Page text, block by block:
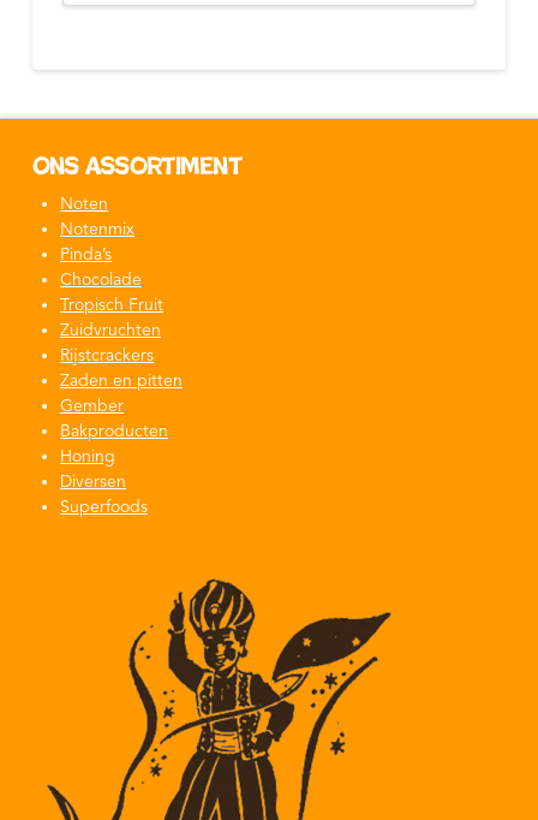
optie
gekozen
worden
op
de
productpagina
Ons assortiment
Noten
Notenmix
Pinda’s
Chocolade
Tropisch Fruit
Zuidvruchten
Rijstcrackers
Zaden en pitten
Gember
Bakproducten
Honing
Diversen
Superfoods